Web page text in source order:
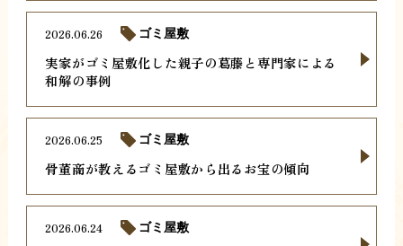
実家がゴミ屋敷化した親子の葛藤と専門家による
和解の事例
2026.06.26 ゴミ屋敷
骨董商が教えるゴミ屋敷から出るお宝の傾向
2026.06.25 ゴミ屋敷
2026.06.24 ゴミ屋敷